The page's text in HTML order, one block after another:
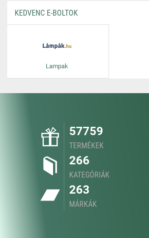
KEDVENC E-BOLTOK
Lampak
57759
TERMÉKEK
266
KATEGÓRIÁK
263
MÁRKÁK